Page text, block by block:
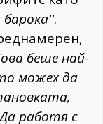
барока''.
беше най-
можех да
работя с